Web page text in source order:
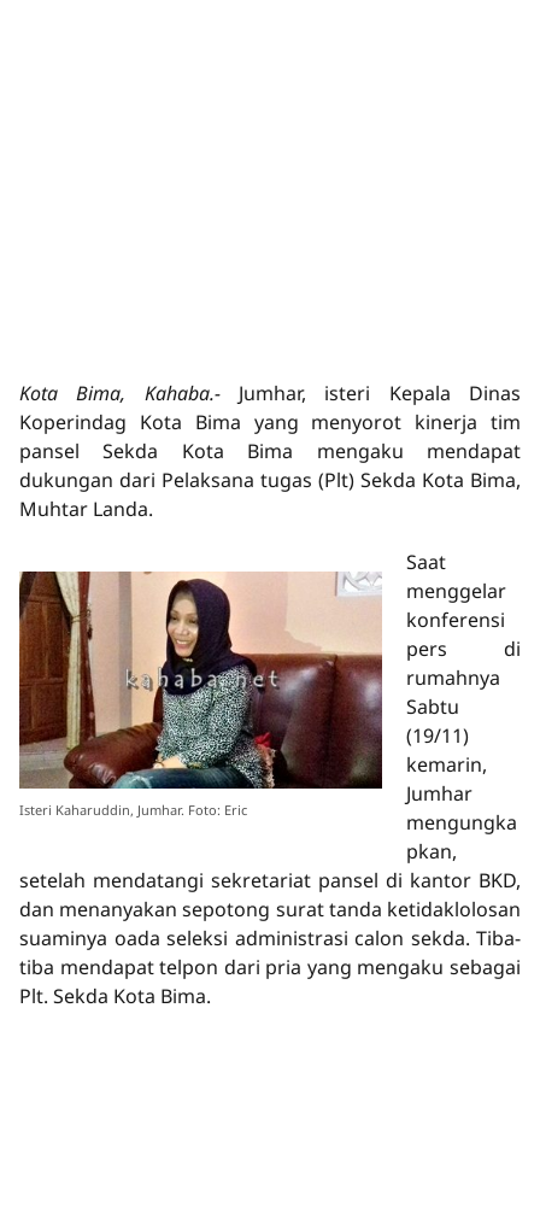
Kota Bima, Kahaba.- Jumhar, isteri Kepala Dinas
Koperindag Kota Bima yang menyorot kinerja tim
pansel Sekda Kota Bima mengaku mendapat
dukungan dari Pelaksana tugas (Plt) Sekda Kota Bima,
Muhtar Landa.
Isteri Kaharuddin, Jumhar. Foto: Eric
Saat
menggelar
konferensi
pers di
rumahnya
Sabtu
(19/11)
kemarin,
Jumhar
mengungka
pkan,
setelah mendatangi sekretariat pansel di kantor BKD,
dan menanyakan sepotong surat tanda ketidaklolosan
suaminya oada seleksi administrasi calon sekda. Tiba-
tiba mendapat telpon dari pria yang mengaku sebagai
Plt. Sekda Kota Bima.